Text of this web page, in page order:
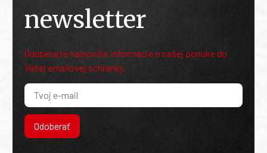
newsletter
Odoberajte najnovšie informácie o našej ponuke do
Vašej emailovej schránky.
Odoberať